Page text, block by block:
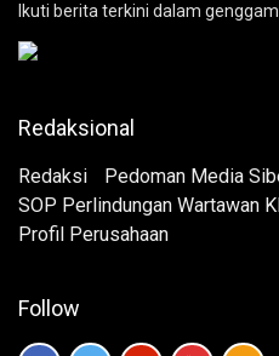
Ikuti berita terkini dalam
Redaksional
Redaksi Pedoman Media
SOP Perlindungan Wartawan
Profil Perusahaan
Follow